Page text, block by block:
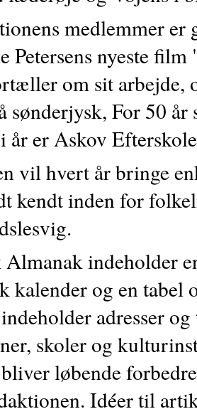
medlemmer er
Petersens nyeste
om sit arbejde,
sønderjysk, For 50
år er Askov
vil hvert år bringe
kendt inden for
Almanak indeholder
kalender og en tabel
adresser
skoler og
løbende
Idéer til